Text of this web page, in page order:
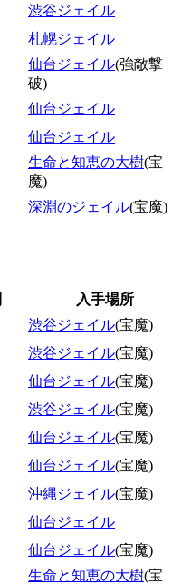
渋谷ジェイル
札幌ジェイル
仙台ジェイル(強敵撃
破)
仙台ジェイル
仙台ジェイル
生命と知恵の大樹(宝
魔)
深淵のジェイル(宝魔)
入手場所
渋谷ジェイル(宝魔)
渋谷ジェイル(宝魔)
仙台ジェイル(宝魔)
渋谷ジェイル(宝魔)
仙台ジェイル(宝魔)
仙台ジェイル(宝魔)
沖縄ジェイル(宝魔)
仙台ジェイル
仙台ジェイル(宝魔)
生命と知恵の大樹(宝